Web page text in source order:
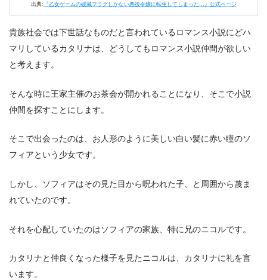
出典: 『乙女ゲームの破滅フラグしかない悪役令嬢に転生してしまった…』公式ページ
貴族社会では下世話なものだと言われているロマンス小説にどハ
マリしているカタリナは、どうしてもロマンス小説仲間が欲しい
と考えます。
そんな時に王家主催のお茶会が開かれることになり、そこで小説
仲間を探すことにします。
そこで出会ったのは、お人形のように美しい白い髪に赤い瞳のソ
フィアという少女です。
しかし、ソフィアはその見た目から呪われた子、と周囲から蔑ま
れていたのです。
それを心配していたのはソフィアの家族、特に兄のニコルです。
カタリナと仲良くなった様子を見たニコルは、カタリナに礼を言
います。